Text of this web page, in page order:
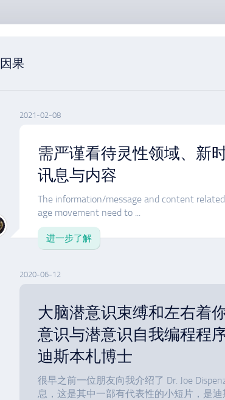
因果
2021-02-08
需严谨看待灵性领域、新
讯息与内容
The information/message and content
age movement need to ...
进一步了解
2020-06-12
大脑潜意识束缚和左右着
意识与潜意识自我编程程
迪斯本札博士
很早之前一位朋友向我介绍了 Dr. Joe
息，这是其中一部有代表性的小短片，是